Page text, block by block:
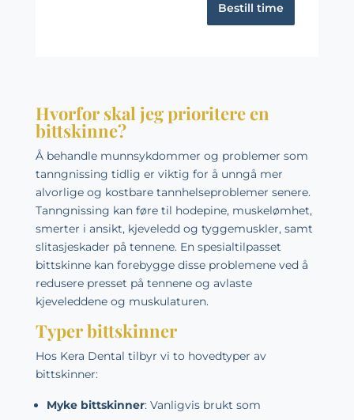
Bestill time
Hvorfor skal jeg prioritere en
bittskinne?
Å behandle munnsykdommer og problemer som
tanngnissing tidlig er viktig for å unngå mer
alvorlige og kostbare tannhelseproblemer senere.
Tanngnissing kan føre til hodepine, muskelømhet,
smerter i ansikt, kjeveledd og tyggemuskler, samt
slitasjeskader på tennene. En spesialtilpasset
bittskinne kan forebygge disse problemene ved å
redusere presset på tennene og avlaste
kjeveleddene og muskulaturen.
Typer bittskinner
Hos Kera Dental tilbyr vi to hovedtyper av
bittskinner:
Myke bittskinner: Vanligvis brukt som